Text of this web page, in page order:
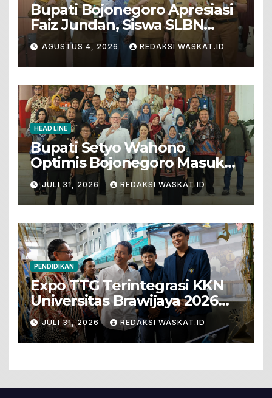
Bupati Bojonegoro Apresiasi
Faiz Jundan, Siswa SLBN
Gunungsari Baureno Masuk
LKS Diksus Tingkat Nasional
AGUSTUS 4, 2026 REDAKSI WASKAT.ID
HEAD LINE
Bupati Setyo Wahono
Optimis Bojonegoro Masuk
Unesco Global Geopark
JULI 31, 2026 REDAKSI WASKAT.ID
PENDIDIKAN
Expo TTG Terintegrasi KKN
Universitas Brawijaya 2026
Hadirkan Inovasi Peternakan
Untuk Bojonegoro
JULI 31, 2026 REDAKSI WASKAT.ID